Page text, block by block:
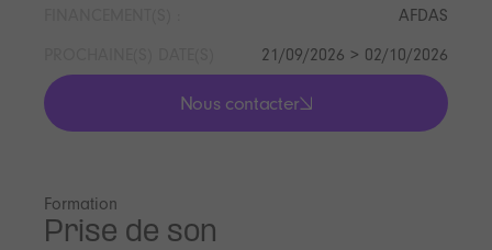
AFDAS
21/09/2026 > 02/10/2026
lis les actualités
Nous contacter
Formation
Prise de son